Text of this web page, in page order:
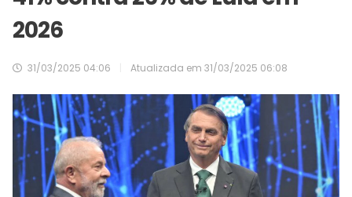
2026
31/03/2025 04:06 Atualizada em 31/03/2025 06:08